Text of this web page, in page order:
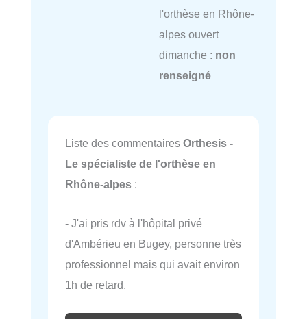
l'orthèse en Rhône-
alpes ouvert
dimanche : non
renseigné
Liste des commentaires Orthesis -
Le spécialiste de l'orthèse en
Rhône-alpes :
- J'ai pris rdv à l'hôpital privé
d'Ambérieu en Bugey, personne très
professionnel mais qui avait environ
1h de retard.